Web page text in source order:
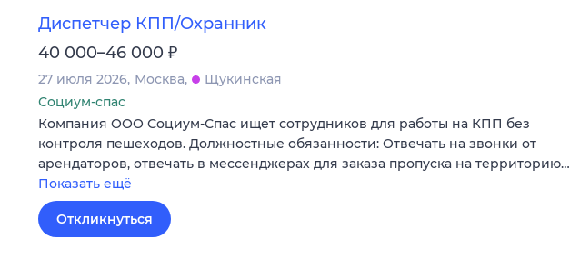
Сберегаем вместе
Гороскопы
Диспетчер КПП/Охранник
40 000–46 000 ₽
27 июля 2026 Москва
Щукинская
Социум-спас
Компания ООО Социум-Спас ищет сотрудников для работы на КПП без
контроля пешеходов. Должностные обязанности: Отвечать на звонки от
арендаторов, отвечать в мессенджерах для заказа пропуска на территорию…
Показать ещё
Откликнуться